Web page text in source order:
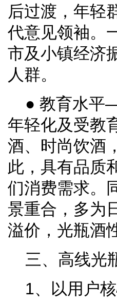
后过渡，年轻
代意见领袖。
市及小镇经济
人群。
● 教育水平
年轻化及受教
酒、时尚饮酒
此，具有品质
们消费需求。
景重合，多为
溢价，光瓶酒
三、高线光
1、以用户